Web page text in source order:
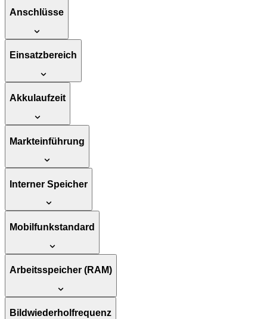
Anschlüsse
Einsatzbereich
Akkulaufzeit
Markteinführung
Interner Speicher
Mobilfunkstandard
Arbeitsspeicher (RAM)
Bildwiederholfrequenz